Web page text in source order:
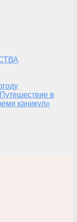
в
каникул»